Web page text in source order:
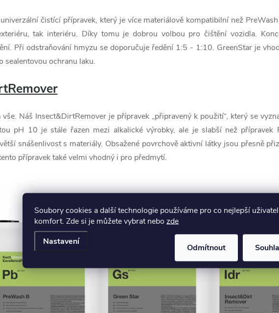
Soubory cookies a další technologie používáme pro co nejlepší
komfort. Zde si je můžete vybrat nebo zde
Nastavení
Odmítnout
čistící přípravek, který je více materiálově kompatibilní než
tak interiéru. Díky tomu je dobrou volbou pro čištění vozidla.
Při odstraňování hmyzu se doporučuje ředění 1:5 - 1:10. GreenStar je
sealentovou ochranu laku.
vše. Náš Insect&DirtRemover je přípravek „připravený k použití“, který se
pH 10 je stále řazen mezi alkalické výrobky, ale je slabší než přípravek
snášenlivost s materiály. Obsažené povrchově aktivní látky jsou přesně
přípravek také velmi vhodný i pro předmytí.